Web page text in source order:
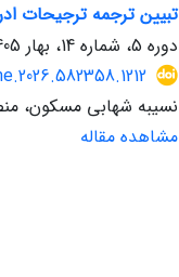
تبیین ترجمه ترجیحات
دوره 5، شماره 14، بهار 1405
نسیبه شهابی مسکون،
مشاهده مقاله